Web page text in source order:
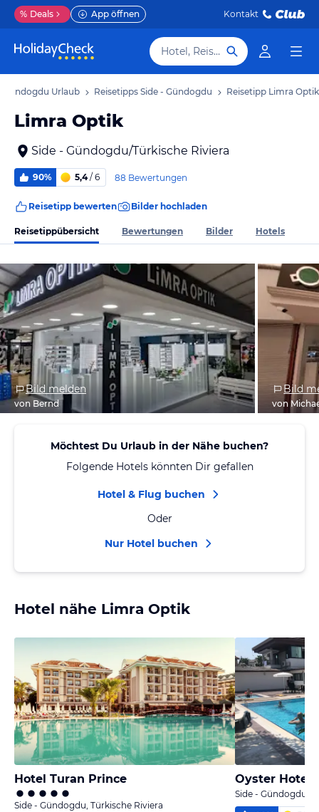
% Deals App öffnen Kontakt
Hotel, Reiseziel
Gündogdu Urlaub Reisetipps Side - Gündogdu Reisetipp Limra Optik
Limra Optik
Side - Gündogdu/Türkische Riviera
90% 5,4/ 6 88 Bewertungen
Reisetipp bewerten Bilder hochladen
Reisetippübersicht Bewertungen Bilder Hotels
Bild melden
von Bernd
Bild
von
Möchtest Du Urlaub in der Nähe buchen?
Folgende Hotels könnten Dir gefallen
Hotel & Flug buchen
Oder
Nur Hotel buchen
Hotel nähe Limra Optik
Hotel Turan Prince
Side - Gündogdu, Türkische Riviera
Oyster Hotel
Side - Gündogdu,